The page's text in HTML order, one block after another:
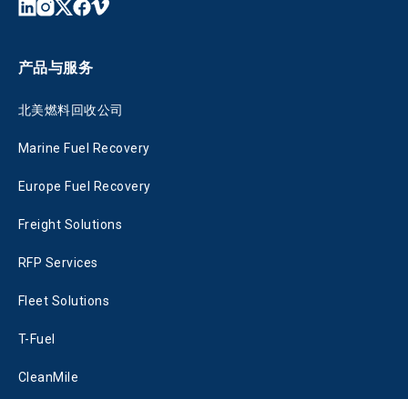
产品与服务
北美燃料回收公司
Marine Fuel Recovery
Europe Fuel Recovery
Freight Solutions
RFP Services
Fleet Solutions
T-Fuel
CleanMile